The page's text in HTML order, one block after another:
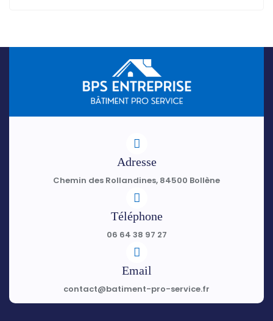
Adresse
Chemin des Rollandines, 84500 Bollène
Téléphone
06 64 38 97 27
Email
contact@batiment-pro-service.fr